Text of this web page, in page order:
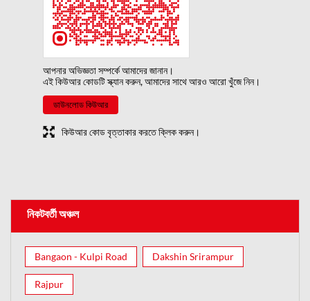
আপনার অভিজ্ঞতা সম্পর্কে আমাদের জানান।
এই কিউআর কোডটি স্ক্যান করুন, আমাদের সাথে আরও আরো খুঁজে নিন।
ডাউনলোড কিউআর
কিউআর কোড বৃত্তাকার করতে ক্লিক করুন।
নিকটবর্তী অঞ্চল
Bangaon - Kulpi Road Dakshin Srirampur
Rajpur